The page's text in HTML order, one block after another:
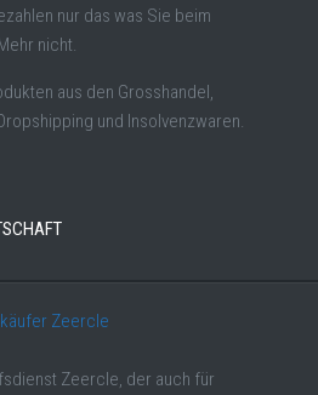
nur das was Sie beim
nicht.
aus den Grosshandel,
und Insolvenzwaren.
Zeercle
Zeercle, der auch für